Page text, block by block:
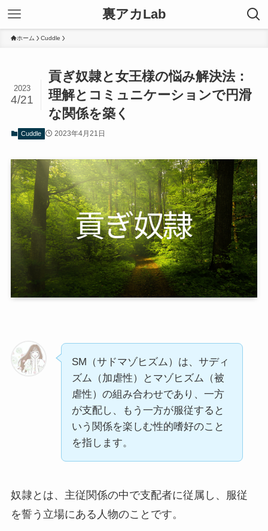
裏アカLab
ホーム Cuddle
貢ぎ奴隷と女王様の悩み解決法：
理解とコミュニケーションで円滑
な関係を築く
2023
4/21
Cuddle 2023年4月21日
SM（サドマゾヒズム）は、サディ
ズム（加虐性）とマゾヒズム（被
虐性）の組み合わせであり、一方
が支配し、もう一方が服従すると
いう関係を楽しむ性的嗜好のこと
を指します。
奴隷とは、主従関係の中で支配者に従属し、服従
を誓う立場にある人物のことです。